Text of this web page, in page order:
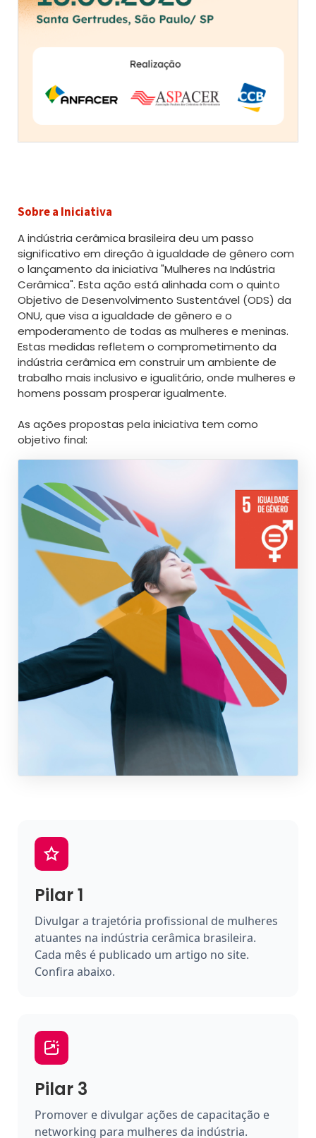
Sobre a Iniciativa
A indústria cerâmica brasileira deu um passo
significativo em direção à igualdade de gênero com
o lançamento da iniciativa "Mulheres na Indústria
Cerâmica". Esta ação está alinhada com o quinto
Objetivo de Desenvolvimento Sustentável (ODS) da
ONU, que visa a igualdade de gênero e o
empoderamento de todas as mulheres e meninas.
Estas medidas refletem o comprometimento da
indústria cerâmica em construir um ambiente de
trabalho mais inclusivo e igualitário, onde mulheres e
homens possam prosperar igualmente.
As ações propostas pela iniciativa tem como
objetivo final:
Pilar 1
Divulgar a trajetória profissional de mulheres
atuantes na indústria cerâmica brasileira.
Cada mês é publicado um artigo no site.
Confira abaixo.
Pilar 3
Promover e divulgar ações de capacitação e
networking para mulheres da indústria.